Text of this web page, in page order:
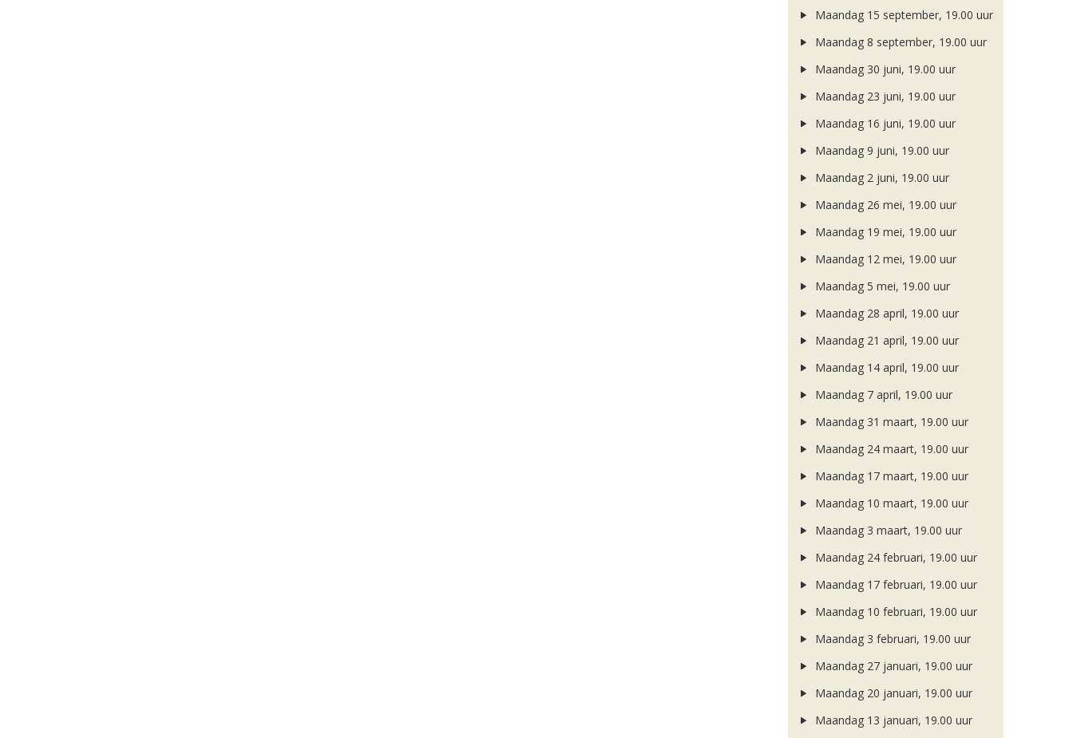
Maandag 15 september, 19.00 uur
Maandag 8 september, 19.00 uur
Maandag 30 juni, 19.00 uur
Maandag 23 juni, 19.00 uur
Maandag 16 juni, 19.00 uur
Maandag 9 juni, 19.00 uur
Maandag 2 juni, 19.00 uur
Maandag 26 mei, 19.00 uur
Maandag 19 mei, 19.00 uur
Maandag 12 mei, 19.00 uur
Maandag 5 mei, 19.00 uur
Maandag 28 april, 19.00 uur
Maandag 21 april, 19.00 uur
Maandag 14 april, 19.00 uur
Maandag 7 april, 19.00 uur
Maandag 31 maart, 19.00 uur
Maandag 24 maart, 19.00 uur
Maandag 17 maart, 19.00 uur
Maandag 10 maart, 19.00 uur
Maandag 3 maart, 19.00 uur
Maandag 24 februari, 19.00 uur
Maandag 17 februari, 19.00 uur
Maandag 10 februari, 19.00 uur
Maandag 3 februari, 19.00 uur
Maandag 27 januari, 19.00 uur
Maandag 20 januari, 19.00 uur
Maandag 13 januari, 19.00 uur